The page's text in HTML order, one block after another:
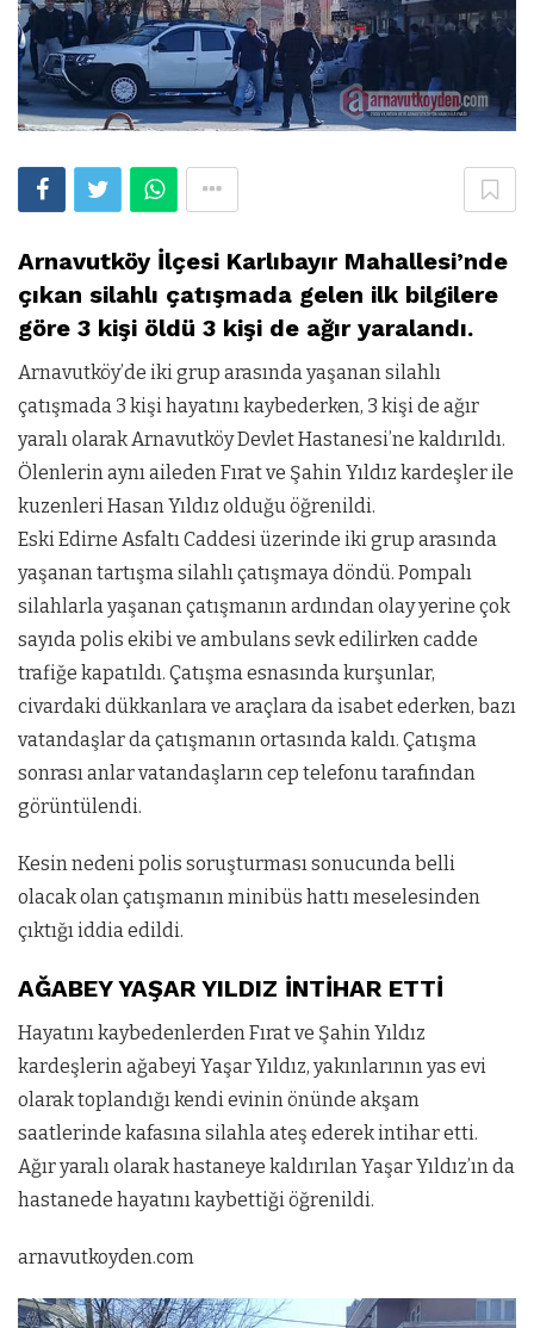
Arnavutköy İlçesi Karlıbayır Mahallesi’nde
çıkan silahlı çatışmada gelen ilk bilgilere
göre 3 kişi öldü 3 kişi de ağır yaralandı.
Arnavutköy’de iki grup arasında yaşanan silahlı
çatışmada 3 kişi hayatını kaybederken, 3 kişi de ağır
yaralı olarak Arnavutköy Devlet Hastanesi’ne kaldırıldı.
Ölenlerin aynı aileden Fırat ve Şahin Yıldız kardeşler ile
kuzenleri Hasan Yıldız olduğu öğrenildi.
Eski Edirne Asfaltı Caddesi üzerinde iki grup arasında
yaşanan tartışma silahlı çatışmaya döndü. Pompalı
silahlarla yaşanan çatışmanın ardından olay yerine çok
sayıda polis ekibi ve ambulans sevk edilirken cadde
trafiğe kapatıldı. Çatışma esnasında kurşunlar,
civardaki dükkanlara ve araçlara da isabet ederken, bazı
vatandaşlar da çatışmanın ortasında kaldı. Çatışma
sonrası anlar vatandaşların cep telefonu tarafından
görüntülendi.
Kesin nedeni polis soruşturması sonucunda belli
olacak olan çatışmanın minibüs hattı meselesinden
çıktığı iddia edildi.
AĞABEY YAŞAR YILDIZ İNTİHAR ETTİ
Hayatını kaybedenlerden Fırat ve Şahin Yıldız
kardeşlerin ağabeyi Yaşar Yıldız, yakınlarının yas evi
olarak toplandığı kendi evinin önünde akşam
saatlerinde kafasına silahla ateş ederek intihar etti.
Ağır yaralı olarak hastaneye kaldırılan Yaşar Yıldız’ın da
hastanede hayatını kaybettiği öğrenildi.
arnavutkoyden.com